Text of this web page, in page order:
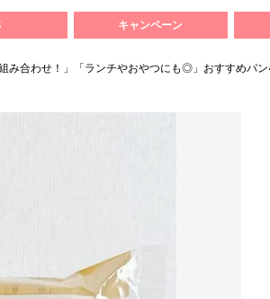
キャンペーン
み合わせ！」「ランチやおやつにも◎」おすすめパ